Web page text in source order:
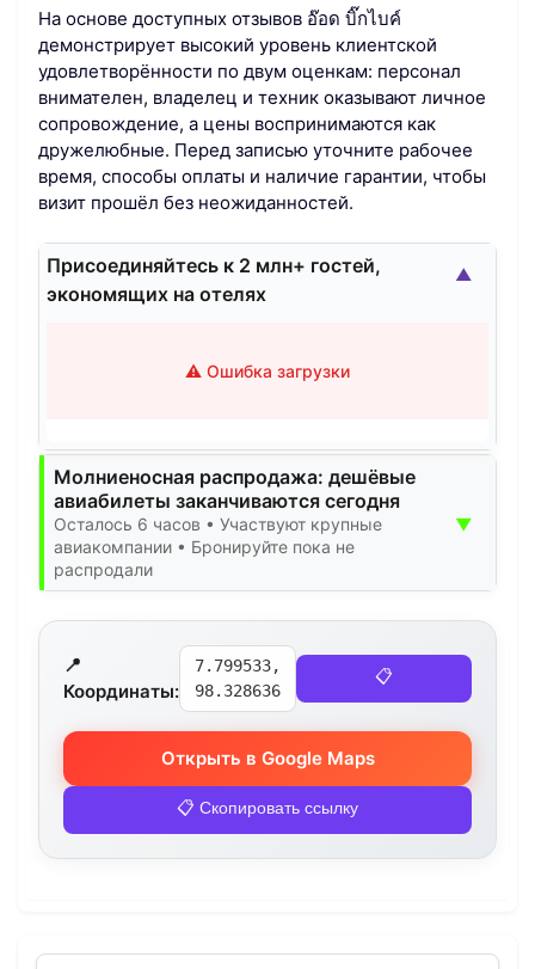
На основе доступных отзывов อ๊อด​ บิ๊กไบค์​
демонстрирует высокий уровень клиентской
удовлетворённости по двум оценкам: персонал
внимателен, владелец и техник оказывают личное
сопровождение, а цены воспринимаются как
дружелюбные. Перед записью уточните рабочее
время, способы оплаты и наличие гарантии, чтобы
визит прошёл без неожиданностей.
Присоединяйтесь к 2 млн+ гостей,
экономящих на отелях
⚠️ Ошибка загрузки
▲
Молниеносная распродажа: дешёвые
авиабилеты заканчиваются сегодня
Осталось 6 часов • Участвуют крупные
авиакомпании • Бронируйте пока не
распродали
▼
📍
Координаты:
7.799533,
98.328636
📋
Открыть в Google Maps
📋 Скопировать ссылку